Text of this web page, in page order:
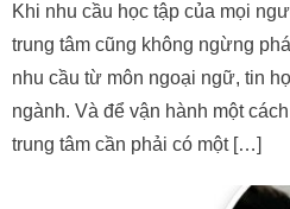
Khi nhu cầu học tập của mọi
trung tâm cũng không ngừng
nhu cầu từ môn ngoại ngữ, tin
ngành. Và để vận hành một
trung tâm cần phải có một […]